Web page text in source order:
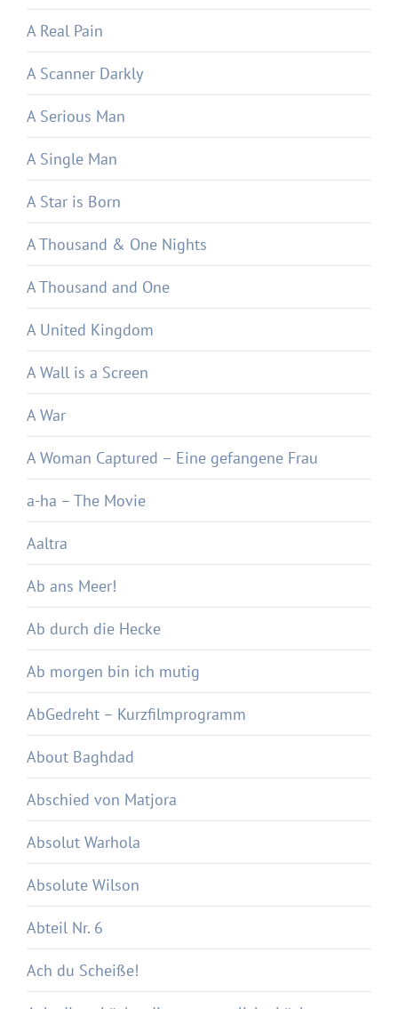
A Real Pain
A Scanner Darkly
A Serious Man
A Single Man
A Star is Born
A Thousand & One Nights
A Thousand and One
A United Kingdom
A Wall is a Screen
A War
A Woman Captured – Eine gefangene Frau
a-ha – The Movie
Aaltra
Ab ans Meer!
Ab durch die Hecke
Ab morgen bin ich mutig
AbGedreht – Kurzfilmprogramm
About Baghdad
Abschied von Matjora
Absolut Warhola
Absolute Wilson
Abteil Nr. 6
Ach du Scheiße!